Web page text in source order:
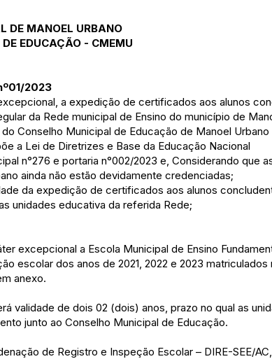
DE MANOEL URBANO
EDUCAÇÃO - CMEMU
2023
a expedição de certificados aos alunos
da Rede municipal de Ensino do município de
Conselho Municipal de Educação de Manoel
a Lei de Diretrizes e Base da Educação Nacional
n°276 e portaria n°002/2023 e, Considerando que
ainda não estão devidamente credenciadas;
da expedição de certificados aos alunos
unidades educativa da referida Rede;
excepcional a Escola Municipal de Ensino
escolar dos anos de 2021, 2022 e 2023
anexo.
validade de dois 02 (dois) anos, prazo no qual as
junto ao Conselho Municipal de Educação.
de Registro e Inspeção Escolar – DIRE-SEE/